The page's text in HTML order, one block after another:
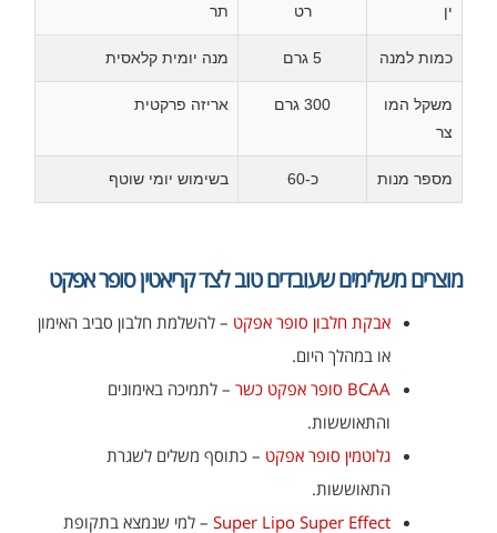
ין
רט
תר
כמות למנה 5 גרם מנה יומית קלאסית
משקל המו
צר
300 גרם אריזה פרקטית
מספר מנות כ-60 בשימוש יומי שוטף
מוצרים משלימים שעובדים טוב לצד קריאטין סופר אפקט
אבקת חלבון סופר אפקט – להשלמת חלבון סביב האימון
או במהלך היום.
BCAA סופר אפקט כשר
– לתמיכה באימונים
והתאוששות.
גלוטמין סופר אפקט – כתוסף משלים לשגרת
התאוששות.
Super Lipo Super Effect – למי שנמצא בתקופת